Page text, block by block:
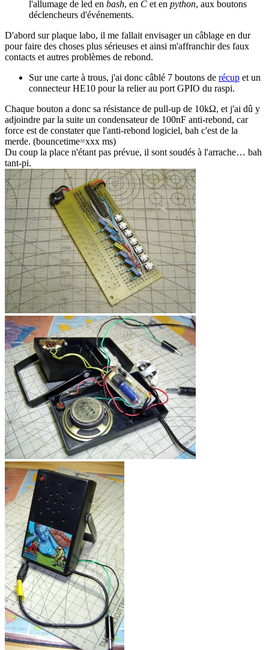
l'allumage de led en bash, en C et en python, aux boutons
déclencheurs d'événements.
D'abord sur plaque labo, il me fallait envisager un câblage en dur
pour faire des choses plus sérieuses et ainsi m'affranchir des faux
contacts et autres problèmes de rebond.
Sur une carte à trous, j'ai donc câblé 7 boutons de récup et un
connecteur HE10 pour la relier au port GPIO du raspi.
Chaque bouton a donc sa résistance de pull-up de 10kΩ, et j'ai dû y
adjoindre par la suite un condensateur de 100nF anti-rebond, car
force est de constater que l'anti-rebond logiciel, bah c'est de la
merde. (bouncetime=xxx ms)
Du coup la place n'étant pas prévue, il sont soudés à l'arrache… bah
tant-pi.